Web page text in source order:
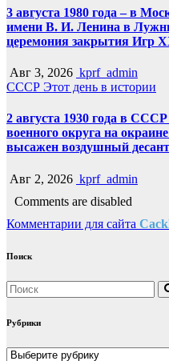
3 августа 1980 года – в
имени В. И. Ленина в
церемония закрытия Игр
Авг 3, 2026 kprf_admin
СССР Этот день в истории
2 августа 1930 года в
военного округа на
высажен воздушный
Авг 2, 2026 kprf_admin
Comments are disabled
Комментарии для сайта
Поиск
Рубрики
Рубрики